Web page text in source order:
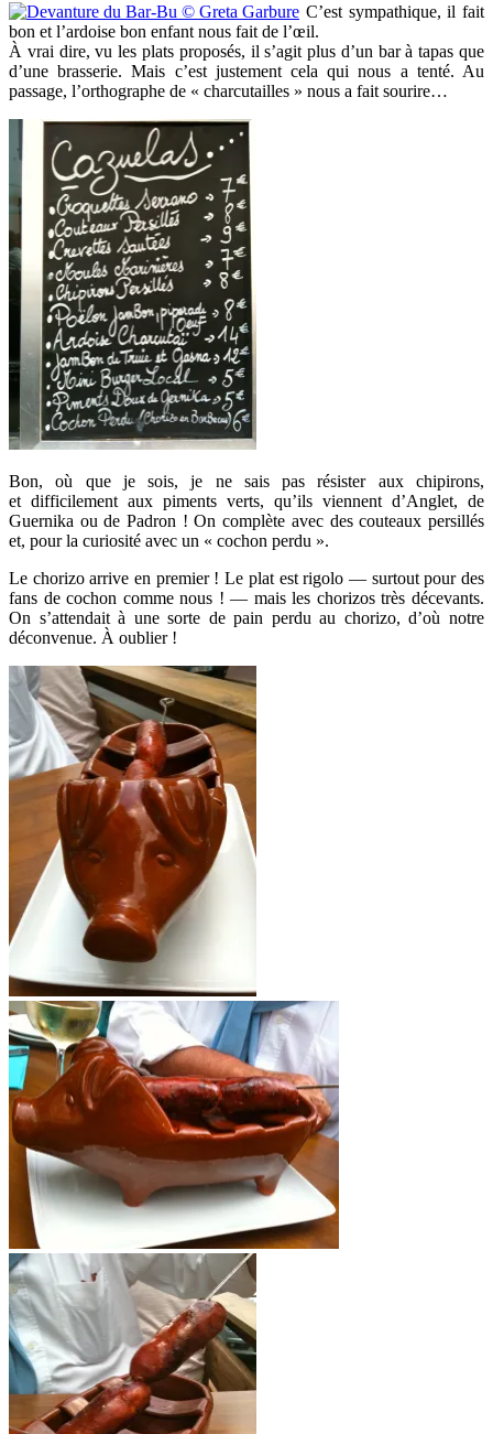
C’est sympathique, il fait
bon et l’ardoise bon enfant nous fait de l’œil.
À vrai dire, vu les plats proposés, il s’agit plus d’un bar à tapas que
d’une brasserie. Mais c’est justement cela qui nous a tenté. Au
passage, l’orthographe de « charcutailles » nous a fait sourire…
Bon, où que je sois, je ne sais pas résister aux chipirons,
et difficilement aux piments verts, qu’ils viennent d’Anglet, de
Guernika ou de Padron ! On complète avec des couteaux persillés
et, pour la curiosité avec un « cochon perdu ».
Le chorizo arrive en premier ! Le plat est rigolo — surtout pour des
fans de cochon comme nous ! — mais les chorizos très décevants.
On s’attendait à une sorte de pain perdu au chorizo, d’où notre
déconvenue. À oublier !